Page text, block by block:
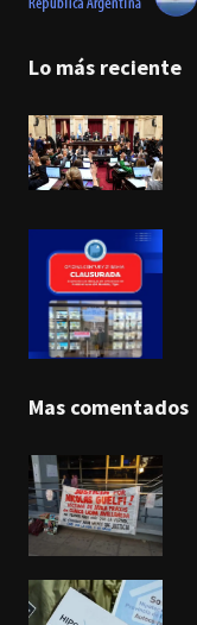
Lo más reciente
Mas comentados